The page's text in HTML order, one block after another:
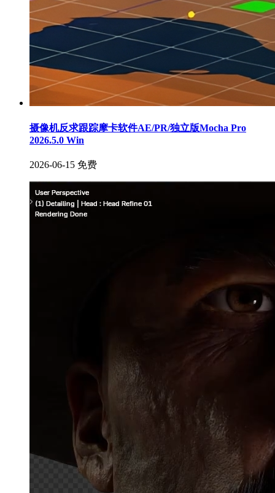
摄像机反求跟踪摩卡软件AE/PR/独立版Mocha Pro
2026.5.0 Win
2026-06-15 免费